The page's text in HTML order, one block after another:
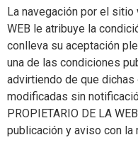
La navegación por el sitio
WEB le atribuye la
conlleva su aceptación
una de las condiciones
advirtiendo de que
modificadas sin
PROPIETARIO DE LA
publicación y aviso con la